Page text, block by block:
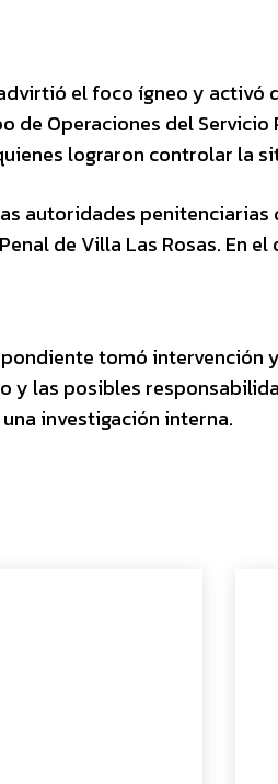
el foco ígneo y
de Operaciones del
lograron controlar la
autoridades
de Villa Las Rosas. En
tomó
y las posibles
investigación interna.